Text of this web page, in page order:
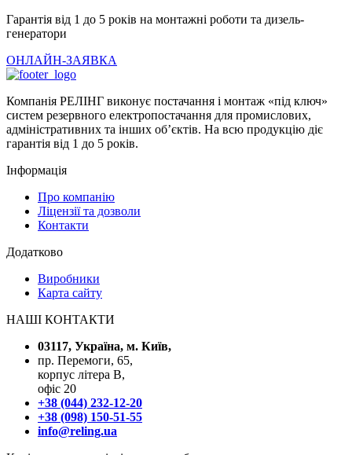
Гарантія від 1 до 5 років на монтажні роботи та дизель-
генератори
ОНЛАЙН-ЗАЯВКА
Компанія РЕЛІНГ виконує постачання і монтаж «під ключ»
систем резервного електропостачання для промислових,
адміністративних та інших об’єктів. На всю продукцію діє
гарантія від 1 до 5 років.
Інформація
Про компанію
Ліцензії та дозволи
Контакти
Додатково
Виробники
Карта сайту
НАШІ КОНТАКТИ
03117, Україна, м. Київ,
пр. Перемоги, 65,
корпус літера В,
офіс 20
+38 (044) 232-12-20
+38 (098) 150-51-55
info@reling.ua